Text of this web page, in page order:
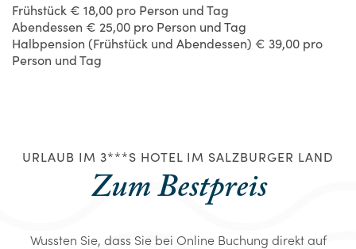
Frühstück € 18,00 pro Person und Tag
Abendessen € 25,00 pro Person und Tag
Halbpension (Frühstück und Abendessen) € 39,00 pro
Person und Tag
URLAUB IM 3***S HOTEL IM SALZBURGER LAND
Zum Bestpreis
Wussten Sie, dass Sie bei Online Buchung direkt auf